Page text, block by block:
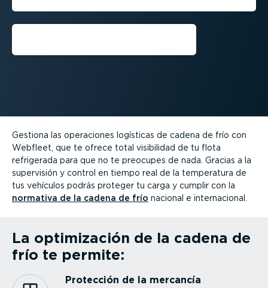
Gestiona las operaciones logísticas de cadena de frío con
Webfleet, que te ofrece total visibilidad de tu flota
refrigerada para que no te preocupes de nada. Gracias a la
supervisión y control en tiempo real de la temperatura de
tus vehículos podrás proteger tu carga y cumplir con la
normativa de la cadena de frío nacional e inter­na­cional.
La optimi­zación de la cadena de
frío te permite:
Protección de la mercancía